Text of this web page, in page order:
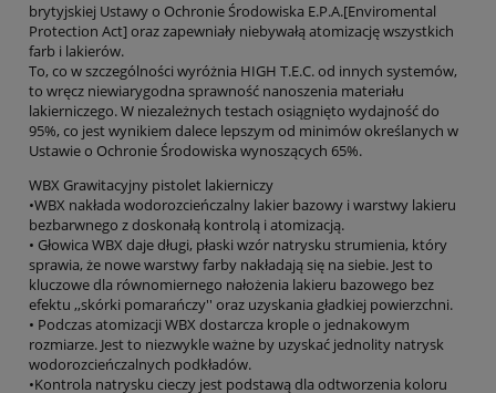
brytyjskiej Ustawy o Ochronie Środowiska E.P.A.[Enviromental
Protection Act] oraz zapewniały niebywałą atomizację wszystkich
farb i lakierów.
To, co w szczególności wyróżnia HIGH T.E.C. od innych systemów,
to wręcz niewiarygodna sprawność nanoszenia materiału
lakierniczego. W niezależnych testach osiągnięto wydajność do
95%, co jest wynikiem dalece lepszym od minimów określanych w
Ustawie o Ochronie Środowiska wynoszących 65%.
WBX Grawitacyjny pistolet lakierniczy
•WBX nakłada wodorozcieńczalny lakier bazowy i warstwy lakieru
bezbarwnego z doskonałą kontrolą i atomizacją.
• Głowica WBX daje długi, płaski wzór natrysku strumienia, który
sprawia, że nowe warstwy farby nakładają się na siebie. Jest to
kluczowe dla równomiernego nałożenia lakieru bazowego bez
efektu ,,skórki pomarańczy'' oraz uzyskania gładkiej powierzchni.
• Podczas atomizacji WBX dostarcza krople o jednakowym
rozmiarze. Jest to niezwykle ważne by uzyskać jednolity natrysk
wodorozcieńczalnych podkładów.
•Kontrola natrysku cieczy jest podstawą dla odtworzenia koloru